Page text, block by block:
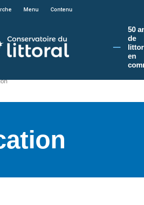
sur le site du Conservatoire du littoral, vous
Menu Contenu
50
de
en